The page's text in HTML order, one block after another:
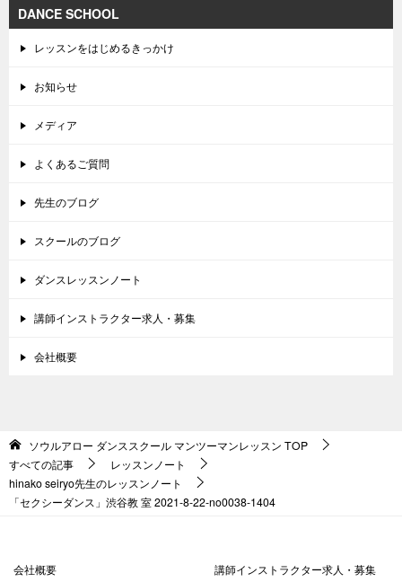
DANCE SCHOOL
レッスンをはじめるきっかけ
お知らせ
メディア
よくあるご質問
先生のブログ
スクールのブログ
ダンスレッスンノート
講師インストラクター求人・募集
会社概要
ソウルアロー ダンススクール マンツーマンレッスン TOP
すべての記事
レッスンノート
hinako seiryo先生のレッスンノート
「セクシーダンス」渋谷教 室 2021-8-22-no0038-1404
会社概要 講師インストラクター求人・募集